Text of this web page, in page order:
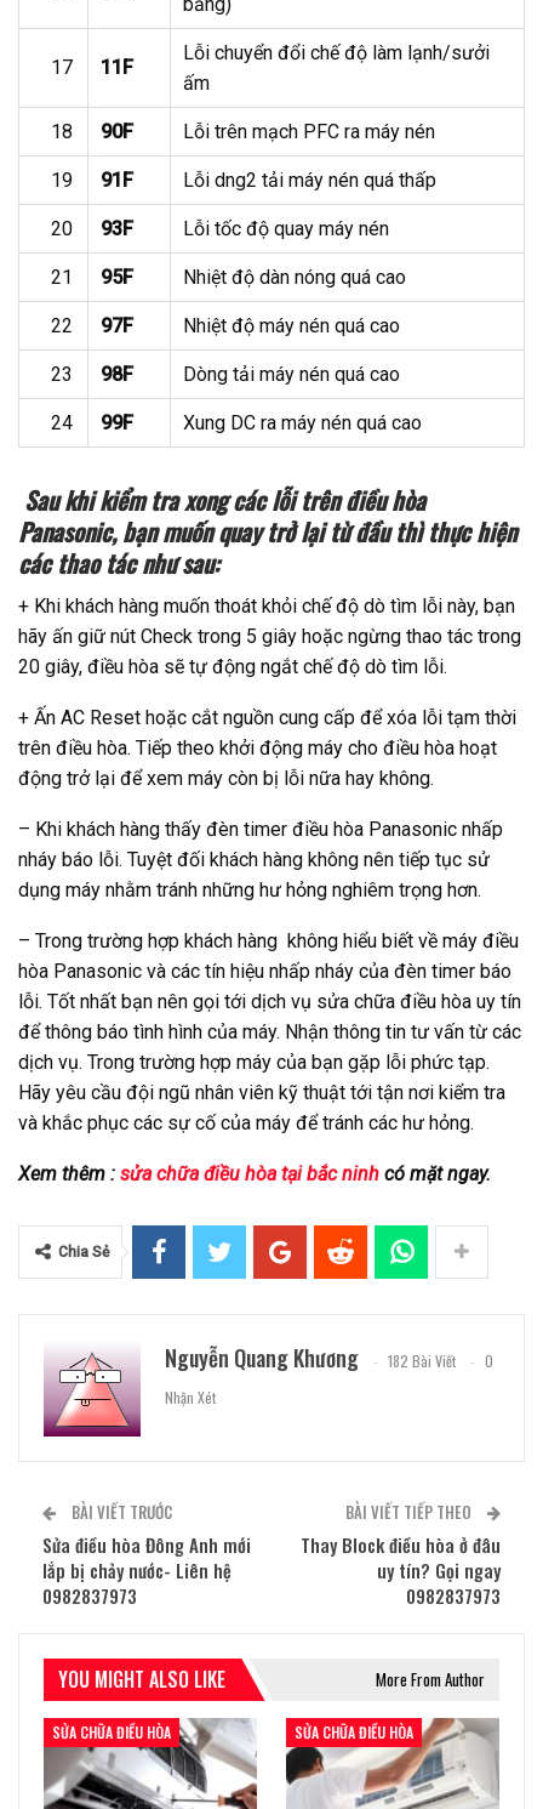
băng)
17 11F
Lỗi chuyển đổi chế độ làm lạnh/sưởi
ấm
18 90F Lỗi trên mạch PFC ra máy nén
19 91F Lỗi dng2 tải máy nén quá thấp
20 93F Lỗi tốc độ quay máy nén
21 95F Nhiệt độ dàn nóng quá cao
22 97F Nhiệt độ máy nén quá cao
23 98F Dòng tải máy nén quá cao
24 99F Xung DC ra máy nén quá cao
Sau khi kiểm tra xong các lỗi trên điều hòa
Panasonic, bạn muốn quay trở lại từ đầu thì thực hiện
các thao tác như sau:
+ Khi khách hàng muốn thoát khỏi chế độ dò tìm lỗi này, bạn
hãy ấn giữ nút Check trong 5 giây hoặc ngừng thao tác trong
20 giây, điều hòa sẽ tự động ngắt chế độ dò tìm lỗi.
+ Ấn AC Reset hoặc cắt nguồn cung cấp để xóa lỗi tạm thời
trên điều hòa. Tiếp theo khởi động máy cho điều hòa hoạt
động trở lại để xem máy còn bị lỗi nữa hay không.
– Khi khách hàng thấy đèn timer điều hòa Panasonic nhấp
nháy báo lỗi. Tuyệt đối khách hàng không nên tiếp tục sử
dụng máy nhằm tránh những hư hỏng nghiêm trọng hơn.
– Trong trường hợp khách hàng không hiểu biết về máy điều
hòa Panasonic và các tín hiệu nhấp nháy của đèn timer báo
lỗi. Tốt nhất bạn nên gọi tới dịch vụ sửa chữa điều hòa uy tín
để thông báo tình hình của máy. Nhận thông tin tư vấn từ các
dịch vụ. Trong trường hợp máy của bạn gặp lỗi phức tạp.
Hãy yêu cầu đội ngũ nhân viên kỹ thuật tới tận nơi kiểm tra
và khắc phục các sự cố của máy để tránh các hư hỏng.
Xem thêm : sửa chữa điều hòa tại bắc ninh có mặt ngay.
Chia Sẻ
Nguyễn Quang Khương 182 Bài Viết
0
Nhận Xét
BÀI VIẾT TRƯỚC
Sửa điều hòa Đông Anh mới
lắp bị chảy nước- Liên hệ
0982837973
BÀI VIẾT TIẾP THEO
Thay Block điều hòa ở đâu
uy tín? Gọi ngay
0982837973
YOU MIGHT ALSO LIKE More From Author
SỬA CHỮA ĐIỀU HÒA SỬA CHỮA ĐIỀU HÒA